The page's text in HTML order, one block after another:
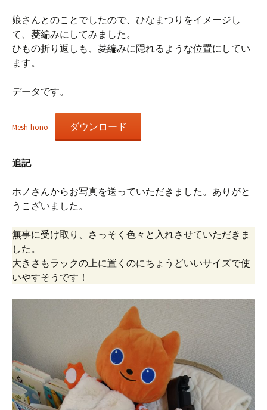
娘さんとのことでしたので、ひなまつりをイメージし
て、菱編みにしてみました。
ひもの折り返しも、菱編みに隠れるような位置にしてい
ます。
データです。
Mesh-hono ダウンロード
追記
ホノさんからお写真を送っていただきました。ありがと
うこざいました。
無事に受け取り、さっそく色々と入れさせていただきま
した。
大きさもラックの上に置くのにちょうどいいサイズで使
いやすそうです！